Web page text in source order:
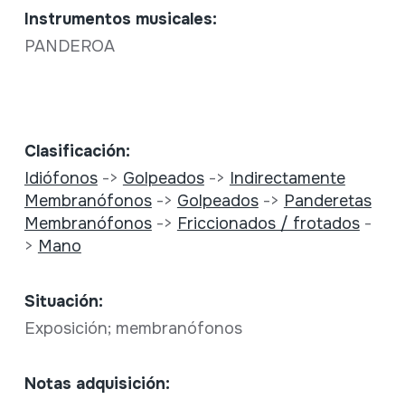
Instrumentos musicales:
PANDEROA
Clasificación:
Idiófonos-> Golpeados-> Indirectamente
Membranófonos-> Golpeados-> Panderetas
Membranófonos-> Friccionados / frotados-
> Mano
Situación:
Exposición; membranófonos
Notas adquisición: